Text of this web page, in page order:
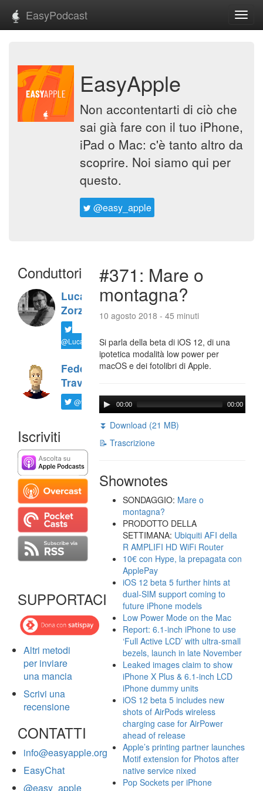
EasyPodcast
EasyApple
Non accontentarti di ciò che
sai già fare con il tuo iPhone,
iPad o Mac: c'è tanto altro da
scoprire. Noi siamo qui per
questo.
@easy_apple
Conduttori
Luca
Zorzi
@LucaTNT
Federico
Travaini
@ftrava
Iscriviti
SUPPORTACI
Altri metodi
per inviare
una mancia
Scrivi una
recensione
CONTATTI
info@easyapple.org
EasyChat
@easy_apple
#371: Mare o
montagna?
10 agosto 2018 - 45 minuti
Si parla della beta di iOS 12, di una
ipotetica modalità low power per
macOS e dei fotolibri di Apple.
00:00 00:00
⏬ Download (21 MB)
📝 Trascrizione
Shownotes
SONDAGGIO: Mare o
montagna?
PRODOTTO DELLA
SETTIMANA: Ubiquiti AFI della
R AMPLIFI HD WiFi Router
10€ con Hype, la prepagata con
ApplePay
iOS 12 beta 5 further hints at
dual-SIM support coming to
future iPhone models
Low Power Mode on the Mac
Report: 6.1-inch iPhone to use
‘Full Active LCD’ with ultra-small
bezels, launch in late November
Leaked images claim to show
iPhone X Plus & 6.1-inch LCD
iPhone dummy units
iOS 12 beta 5 includes new
shots of AirPods wireless
charging case for AirPower
ahead of release
Apple’s printing partner launches
Motif extension for Photos after
native service nixed
Pop Sockets per iPhone